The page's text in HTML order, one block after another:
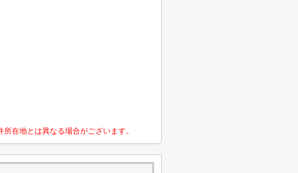
在地とは異なる場合がございます。